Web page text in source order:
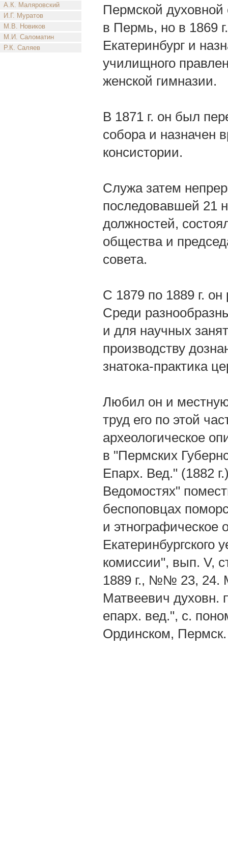
А.К. Маляровский
И.Г. Муратов
М.В. Новиков
М.И. Саломатин
Р.К. Саляев
Пермской
в Пермь, но в 1869
Екатеринбург и
училищного
женской гимназии.
В 1871 г. он был
собора и назначен
консистории.
Служа затем
последовавшей 21
должностей,
общества и
совета.
С 1879 по 1889 г.
Среди
и для научных
производству
знатока-практика
Любил он и
труд его по этой
археологическое
в "Пермских
Епарх. Вед." (1882
Ведомостях"
беспоповцах
и этнографическое
комиссии", вып. V,
1889 г., №№ 23, 24.
Матвеевич духовн.
епарх. вед.", с.
Ординском,